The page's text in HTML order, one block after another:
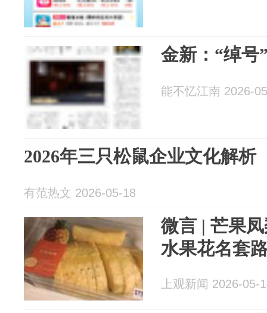
金新：“绰号
能不忆江南 2026-
2026年三只松鼠企业文化解析
有范热文 2026-05-18
微言 | 芒果
水果花名套
上观新闻 2026-05-